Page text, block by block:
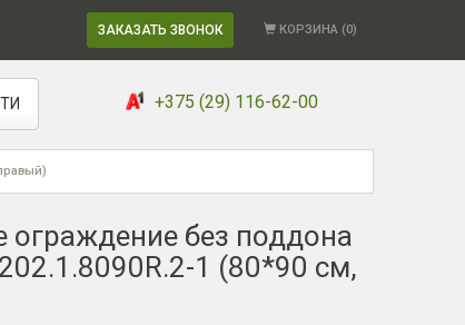
ЗАКАЗАТЬ ЗВОНОК КОРЗИНА (0)
+375 (29) 116-62-00
ограждение без поддона
1 (80*90 см,